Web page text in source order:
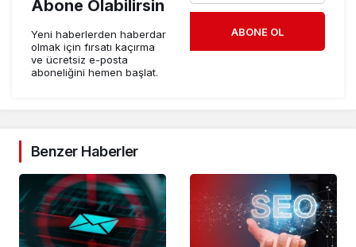
Abone Olabilirsin
Yeni haberlerden haberdar
olmak için fırsatı kaçırma
ve ücretsiz e-posta
aboneliğini hemen başlat.
ABONE OL
Benzer Haberler